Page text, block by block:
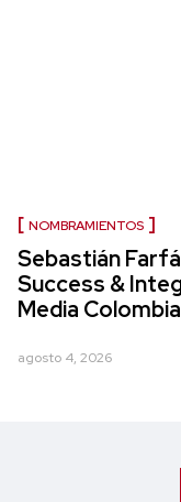
NOMBRAMIENTOS
Sebastián
Success &
Media Colombia
agosto 4, 2026